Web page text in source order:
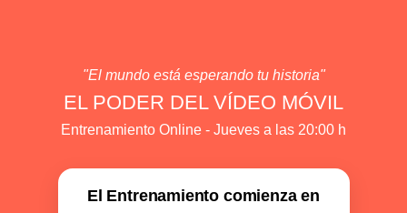
"El mundo está esperando tu historia"
EL PODER DEL VÍDEO MÓVIL
Entrenamiento Online - Jueves a las 20:00 h
El Entrenamiento comienza en